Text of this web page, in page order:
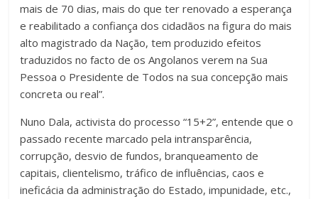
mais de 70 dias, mais do que ter renovado a esperança
e reabilitado a confiança dos cidadãos na figura do mais
alto magistrado da Nação, tem produzido efeitos
traduzidos no facto de os Angolanos verem na Sua
Pessoa o Presidente de Todos na sua concepção mais
concreta ou real”.
Nuno Dala, activista do processo “15+2”, entende que o
passado recente marcado pela intransparência,
corrupção, desvio de fundos, branqueamento de
capitais, clientelismo, tráfico de influências, caos e
ineficácia da administração do Estado, impunidade, etc.,